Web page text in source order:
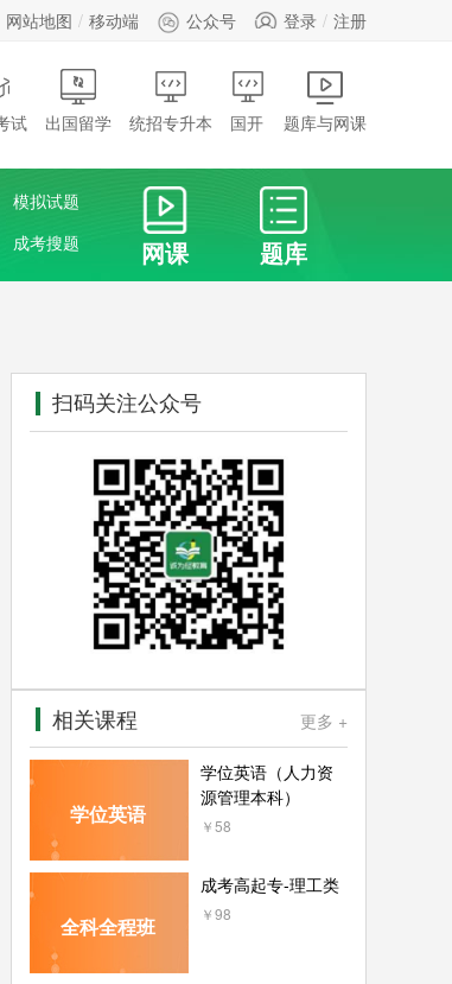
网站地图 移动端 公众号 登录 注册
试 出国留学 统招专升本 国开 题库与网课
模拟试题
成考搜题 网课 题库
扫码关注公众号
相关课程 更多 +
学位英语
学位英语（人力资
源管理本科）
￥58
全科全程班
成考高起专-理工类
￥98